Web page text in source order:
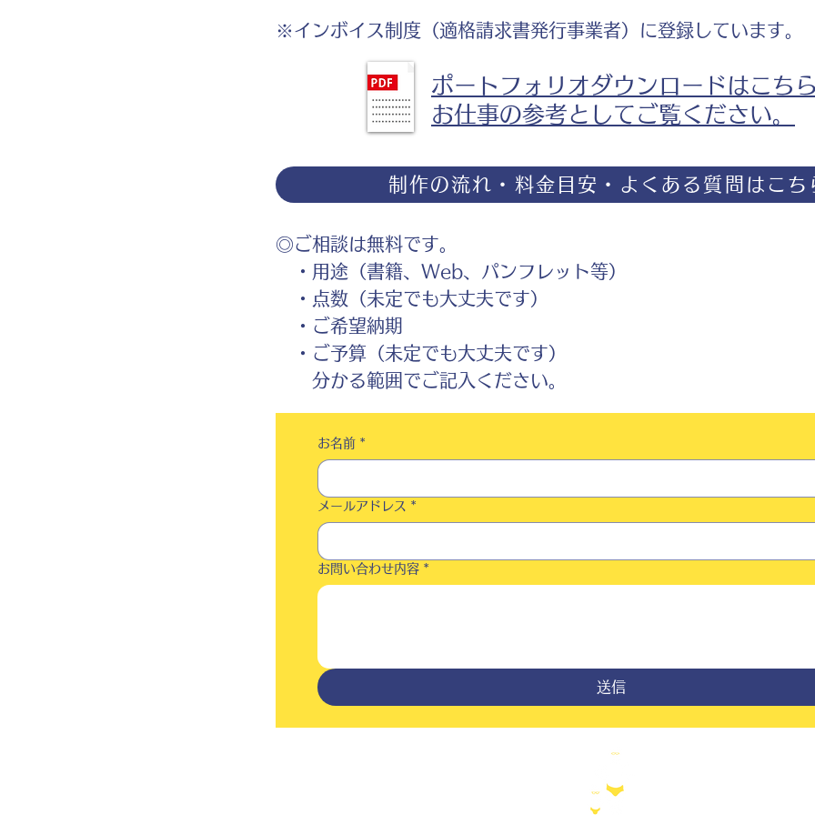
※インボイス制度（適格請求書発行事業者）に登録しています。
ポートフォリオダウンロードはこち
お仕事の参考としてご覧ください。
制作の流れ・料金目安・よくある質問はこち
◎ご相談は無料です。
・用途（書籍、Web、パンフレット等）
・点数（未定でも大丈夫です）
・ご希望納期
・ご予算（未定でも大丈夫です）
分かる範囲でご記入ください。
お名前 *
メールアドレス *
お問い合わせ内容 *
送信